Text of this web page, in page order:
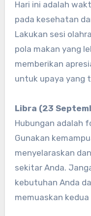
Hari ini adalah
pada kesehatan
Lakukan sesi
pola makan yang
memberikan
untuk upaya yang
Libra (23
Hubungan adalah
Gunakan
menyelaraskan
sekitar Anda.
kebutuhan Anda
memuaskan kedua